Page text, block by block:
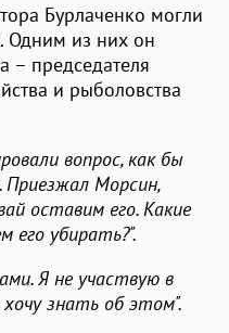
Бурлаченко могли
Одним из них он
– председателя
и рыболовства
вопрос, как бы
Приезжал Морсин,
оставим его. Какие
его убирать?".
Я не участвую в
знать об этом".